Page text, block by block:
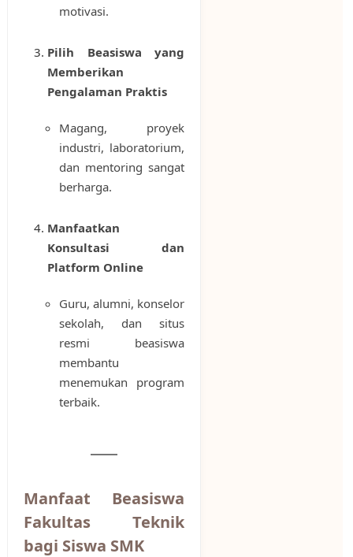
motivasi.
Pilih Beasiswa yang
Memberikan
Pengalaman Praktis
Magang, proyek
industri, laboratorium,
dan mentoring sangat
berharga.
Manfaatkan
Konsultasi dan
Platform Online
Guru, alumni, konselor
sekolah, dan situs
resmi beasiswa
membantu
menemukan program
terbaik.
Manfaat Beasiswa
Fakultas Teknik
bagi Siswa SMK